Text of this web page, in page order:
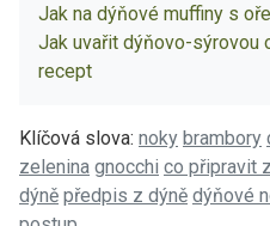
Jak na dýňové muffiny s
Jak uvařit dýňovo-sýrovou
recept
Klíčová slova: noky brambory
zelenina gnocchi co připravit
dýně předpis z dýně dýňové